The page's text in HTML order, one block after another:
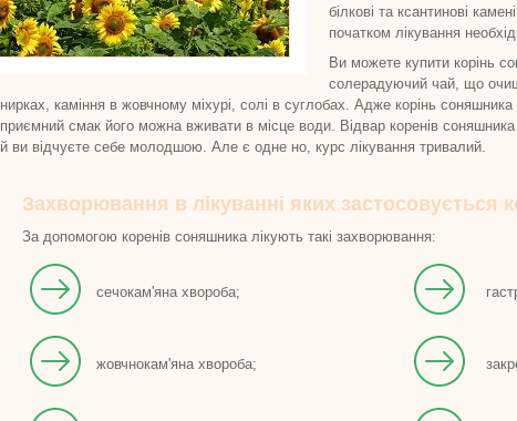
білкові та ксантинові
початком лікування
Ви можете купити корінь
солерадуючий чай, що
нирках, каміння в жовчному міхурі, солі в суглобах. Адже корінь
приємний смак його можна вживати в місце води. Відвар коренів соняшника
й ви відчуєте себе молодшою. Але є одне но, курс лікування тривалий.
Захворювання в лікуванні яких застосовується
За допомогою коренів соняшника лікують такі захворювання:
сечокам'яна хвороба;
жовчнокам'яна хвороба;